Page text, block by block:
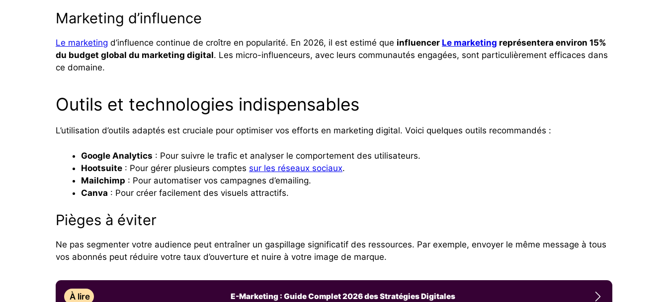
Marketing d’influence
Le marketing d’influence continue de croître en popularité. En 2026, il est estimé que influencer Le marketing représentera environ 15%
du budget global du marketing digital. Les micro-influenceurs, avec leurs communautés engagées, sont particulièrement efficaces dans
ce domaine.
Outils et technologies indispensables
L’utilisation d’outils adaptés est cruciale pour optimiser vos efforts en marketing digital. Voici quelques outils recommandés :
Google Analytics : Pour suivre le trafic et analyser le comportement des utilisateurs.
Hootsuite : Pour gérer plusieurs comptes sur les réseaux sociaux.
Mailchimp : Pour automatiser vos campagnes d’emailing.
Canva : Pour créer facilement des visuels attractifs.
Pièges à éviter
Ne pas segmenter votre audience peut entraîner un gaspillage significatif des ressources. Par exemple, envoyer le même message à tous
vos abonnés peut réduire votre taux d’ouverture et nuire à votre image de marque.
À lire E-Marketing : Guide Complet 2026 des Stratégies Digitales